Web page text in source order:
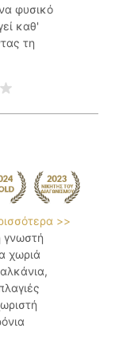
φυσικό
καθ'
τη
>>
γνωστή
χωριά